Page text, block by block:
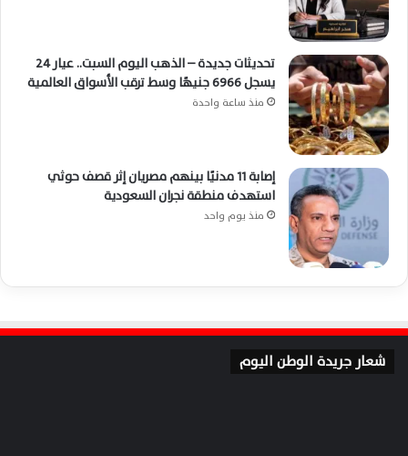
تحديثات جديدة – الذهب اليوم السبت.. عيار 24
يسجل 6966 جنيهًا وسط ترقب الأسواق العالمية
منذ ساعة واحدة
إصابة 11 مدنيًا بينهم مصريان إثر قصف حوثي
استهدف منطقة نجران السعودية
منذ يوم واحد
شعار جريدة الوطن اليوم